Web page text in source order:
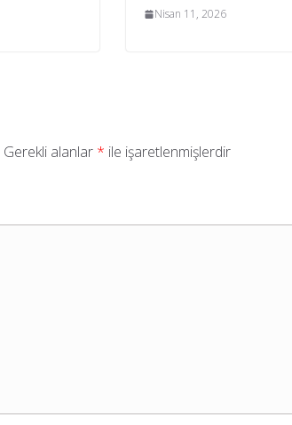
Nisan 11, 2026
Gerekli alanlar * ile işaretlenmişlerdir